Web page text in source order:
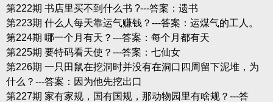
第222期 书店里买不到什么书 ?---答案：遗书
第223期 什么人每天靠运气赚钱？---答案：运煤气的工人。
第224期 哪一个月有天？---答案：每个月都有天
第225期 要特码看天使？---答案：七仙女
第226期 一只田鼠在挖洞时并没有在洞口四周留下泥堆，为
什么？---答案：因为他先挖出口
第227期 家有家规，国有国规，那动物园里有啥规？---答